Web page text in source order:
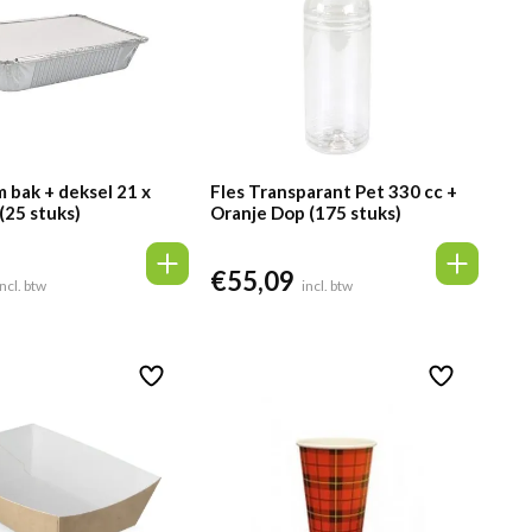
bak + deksel 21 x
stuks)
btw
Fles Transparant Pet 330 cc +
Oranje Dop (175 stuks)
€55,09 incl. btw